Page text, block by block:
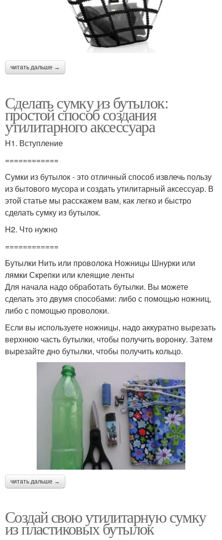
читать дальше →
Сделать сумку из бутылок:
простой способ создания
утилитарного аксессуара
H1. Вступление
============
Сумки из бутылок - это отличный способ извлечь пользу
из бытового мусора и создать утилитарный аксессуар. В
этой статье мы расскажем вам, как легко и быстро
сделать сумку из бутылок.
H2. Что нужно
============
Бутылки Нить или проволока Ножницы Шнурки или
лямки Скрепки или клеящие ленты
Для начала надо обработать бутылки. Вы можете
сделать это двумя способами: либо с помощью ножниц,
либо с помощью проволоки.
Если вы используете ножницы, надо аккуратно вырезать
верхнюю часть бутылки, чтобы получить воронку. Затем
вырезайте дно бутылки, чтобы получить кольцо.
читать дальше →
Создай свою утилитарную сумку
из пластиковых бутылок